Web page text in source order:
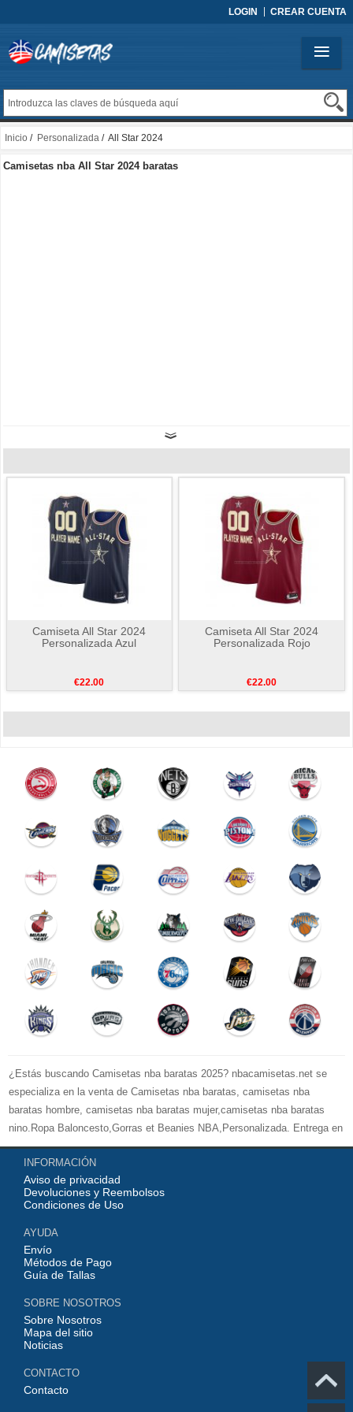
LOGIN CREAR CUENTA
Inicio / Personalizada / All Star 2024
Camisetas nba All Star 2024 baratas
Camiseta All Star 2024
Personalizada Azul
€22.00
Camiseta All Star 2024
Personalizada Rojo
€22.00
¿Estás buscando Camisetas nba baratas 2025? nbacamisetas.net se
especializa en la venta de Camisetas nba baratas, camisetas nba
baratas hombre, camisetas nba baratas mujer,camisetas nba baratas
nino.Ropa Baloncesto,Gorras et Beanies NBA,Personalizada. Entrega en
24 / 48H, la seguridad de pago con tarjeta de crédito, puedes estar
seguro de la compra. Gracias por elegir nbacamisetas.net usted. Miles de
nuestros clientes han verificado una calidad 100% excelente.
INFORMACIÓN
Aviso de privacidad
Devoluciones y Reembolsos
Condiciones de Uso
AYUDA
Envío
Métodos de Pago
Guía de Tallas
SOBRE NOSOTROS
Sobre Nosotros
Mapa del sitio
Noticias
CONTACTO
Contacto